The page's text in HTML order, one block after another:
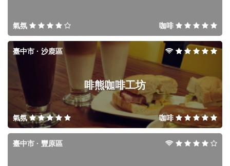
氣氛 咖啡
啡熊咖啡工坊
臺中市 · 沙鹿區
氣氛 咖啡
臺中市 · 豐原區